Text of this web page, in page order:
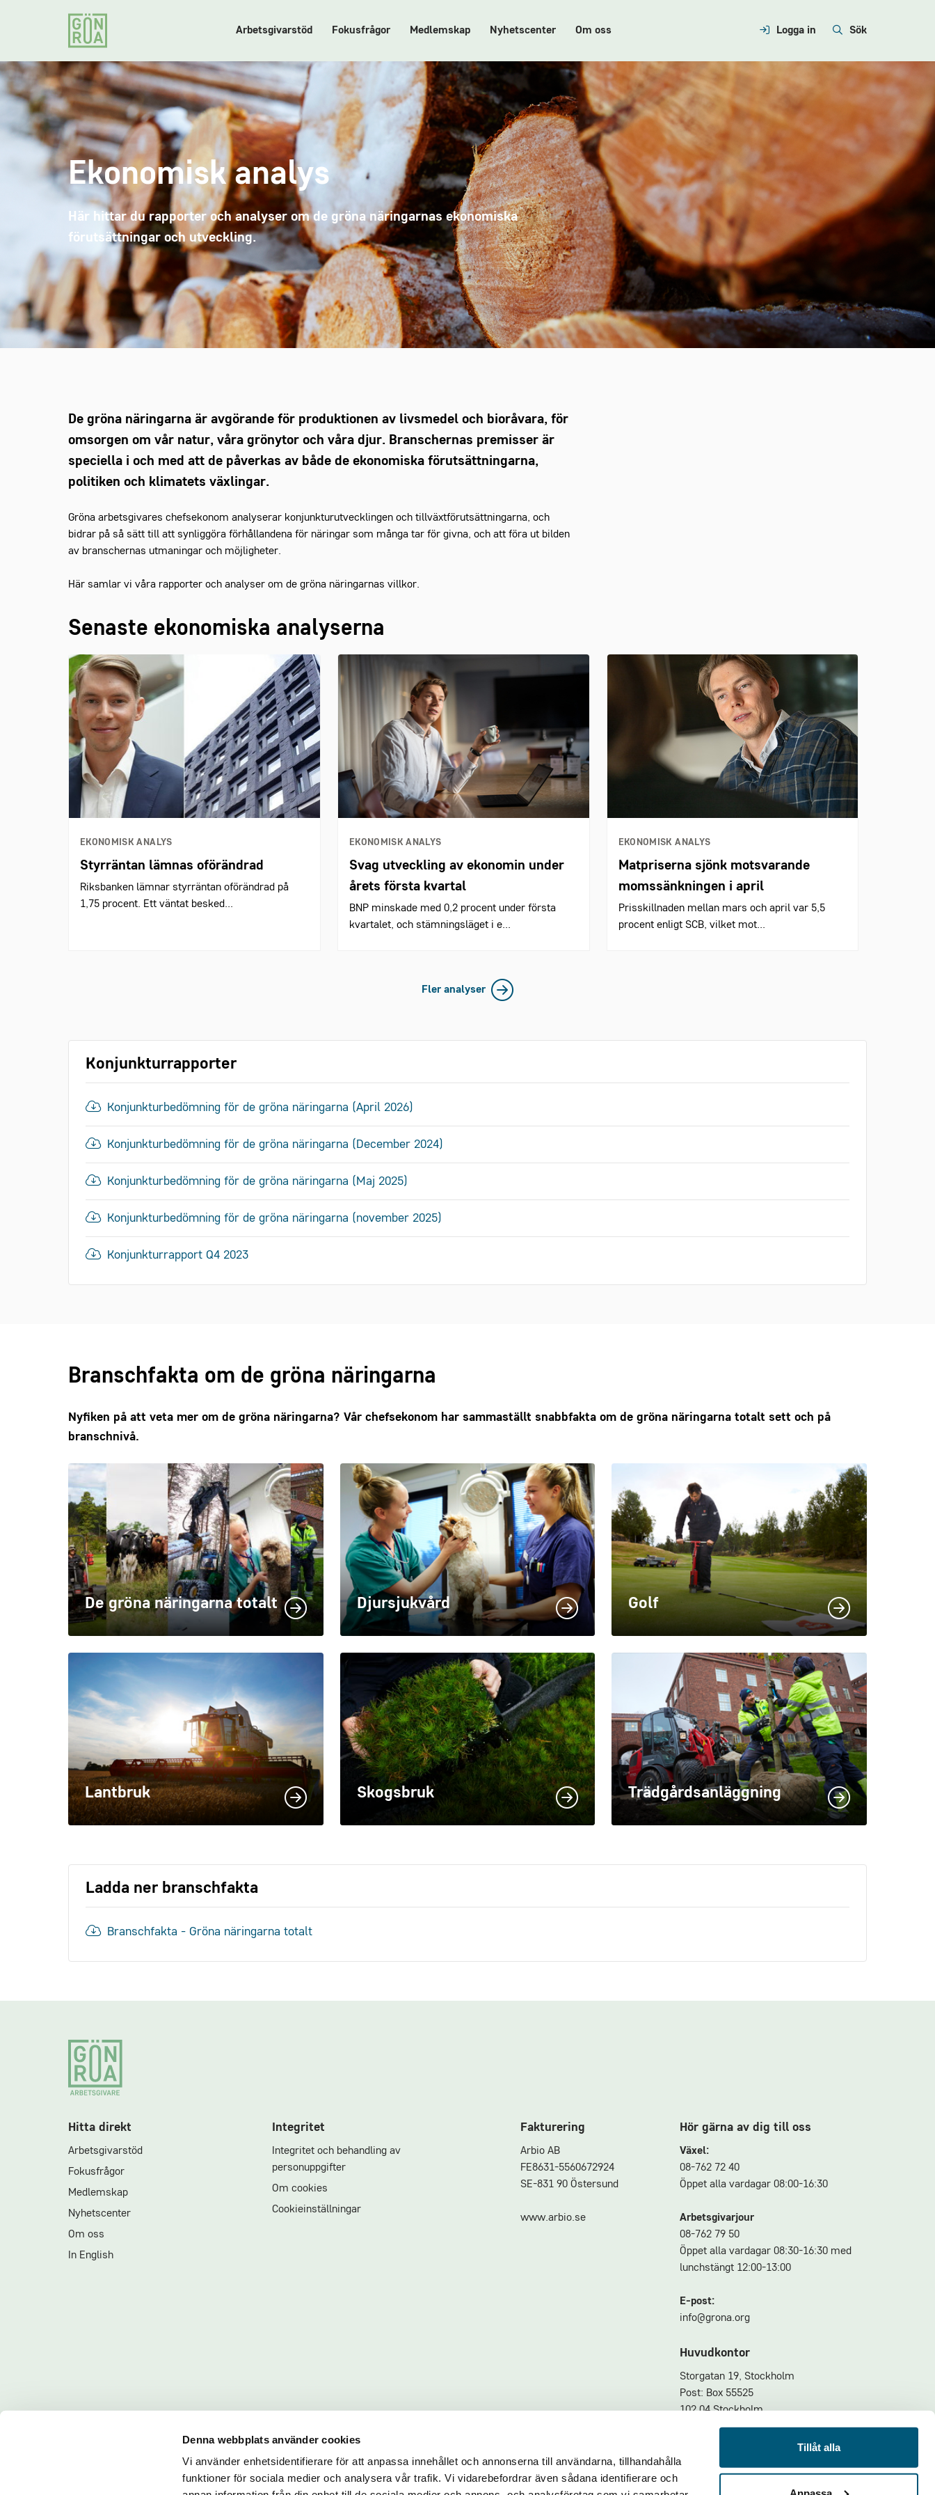
Denna webbplats använder cookies
Vi använder enhetsidentifierare för att anpassa innehållet och annonserna till användarna, tillhandahålla
funktioner för sociala medier och analysera vår trafik. Vi vidarebefordrar även sådana identifierare och
Tillåt alla
Arbetsgivarstöd Fokusfrågor Medlemskap Nyhetscenter Om oss Logga in Sök
Ekonomisk analys
Här hittar du rapporter och analyser om de gröna näringarnas ekonomiska
förutsättningar och utveckling.
De gröna näringarna är avgörande för produktionen av livsmedel och bioråvara, för
omsorgen om vår natur, våra grönytor och våra djur. Branschernas premisser är
speciella i och med att de påverkas av både de ekonomiska förutsättningarna,
politiken och klimatets växlingar.
Gröna arbetsgivares chefsekonom analyserar konjunkturutvecklingen och tillväxtförutsättningarna, och
bidrar på så sätt till att synliggöra förhållandena för näringar som många tar för givna, och att föra ut bilden
av branschernas utmaningar och möjligheter.
Här samlar vi våra rapporter och analyser om de gröna näringarnas villkor.
Senaste ekonomiska analyserna
EKONOMISK ANALYS
Styrräntan lämnas oförändrad
Riksbanken lämnar styrräntan oförändrad på
1,75 procent. Ett väntat besked...
EKONOMISK ANALYS
Svag utveckling av ekonomin under
årets första kvartal
BNP minskade med 0,2 procent under första
kvartalet, och stämningsläget i e...
EKONOMISK ANALYS
Matpriserna sjönk motsvarande
momssänkningen i april
Prisskillnaden mellan mars och april var 5,5
procent enligt SCB, vilket mot...
Fler analyser
Konjunkturrapporter
Konjunkturbedömning för de gröna näringarna (April 2026)
Konjunkturbedömning för de gröna näringarna (December 2024)
Konjunkturbedömning för de gröna näringarna (Maj 2025)
Konjunkturbedömning för de gröna näringarna (november 2025)
Konjunkturrapport Q4 2023
Branschfakta om de gröna näringarna
Nyfiken på att veta mer om de gröna näringarna? Vår chefsekonom har sammaställt snabbfakta om de gröna näringarna totalt sett och på
branschnivå.
De gröna näringarna totalt Djursjukvård Golf
Lantbruk Skogsbruk Trädgårdsanläggning
Ladda ner branschfakta
Branschfakta - Gröna näringarna totalt
Hitta direkt
Arbetsgivarstöd
Fokusfrågor
Medlemskap
Nyhetscenter
Om oss
In English
Integritet
Integritet och behandling av
personuppgifter
Om cookies
Cookieinställningar
Fakturering
Arbio AB
FE8631-5560672924
SE-831 90 Östersund
www.arbio.se
Hör gärna av dig till oss
Växel:
08-762 72 40
Öppet alla vardagar 08:00-16:30
Arbetsgivarjour
08-762 79 50
Öppet alla vardagar 08:30-16:30 med
lunchstängt 12:00-13:00
E-post:
info@grona.org
Huvudkontor
Storgatan 19, Stockholm
Post: Box 55525
102 04 Stockholm
Godsmottagningen